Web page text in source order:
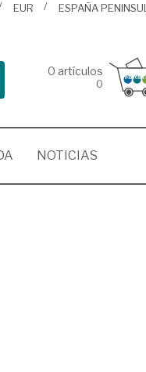
EUR ESPAÑA
0 artículos
0
NOTICIAS